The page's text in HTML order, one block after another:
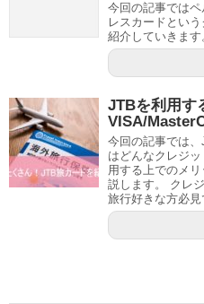
今回の記事では
レスカードとい
紹介していきます
JTBを利用す
VISA/
今回の記事では
はどんなクレジ
用する上でのメ
説します。 クレ
旅行好きな方必見